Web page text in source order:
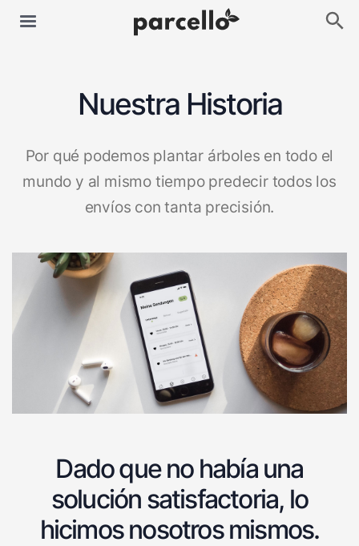
Nuestra Historia
Por qué podemos plantar árboles en todo el
mundo y al mismo tiempo predecir todos los
envíos con tanta precisión.
Dado que no había una
solución satisfactoria, lo
hicimos nosotros mismos.